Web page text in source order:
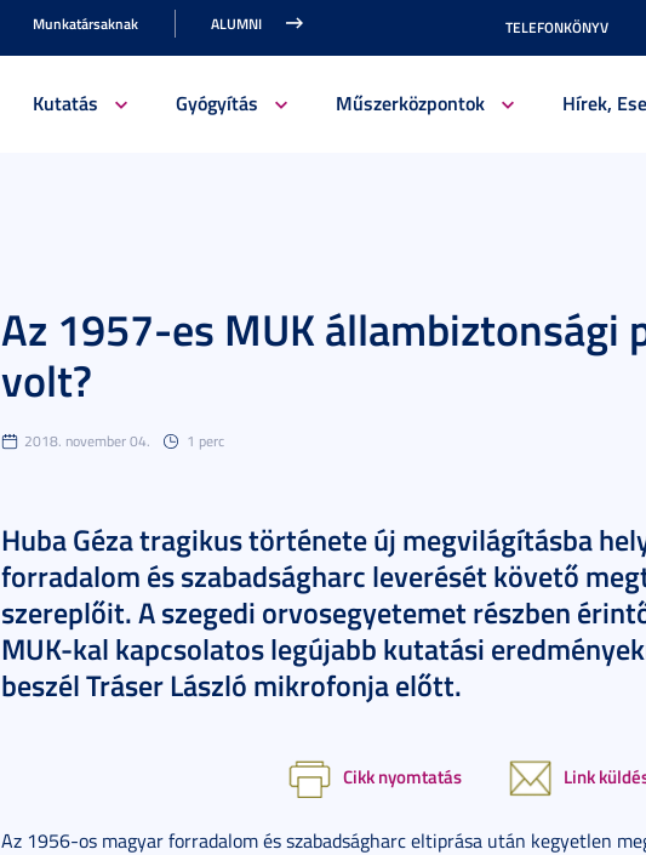
Munkatársaknak ALUMNI TELEFONKÖNYV
Kutatás Gyógyítás Műszerközpontok Hírek,
Az 1957-es MUK állambiztonsági
volt?
2018. november 04. 1 perc
Huba Géza tragikus története új megvilágításba
forradalom és szabadságharc leverését követő
szereplőit. A szegedi orvosegyetemet részben
MUK-kal kapcsolatos legújabb kutatási
beszél Tráser László mikrofonja előtt.
Cikk nyomtatás Link
Az 1956-os magyar forradalom és szabadságharc eltiprása után kegyetlen